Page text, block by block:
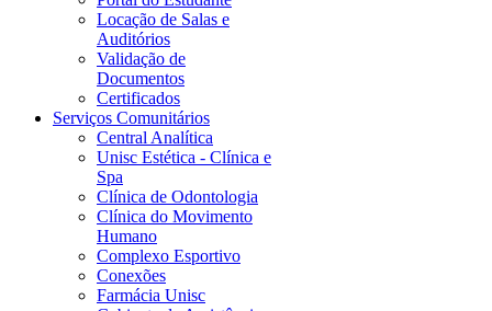
Locação de Salas e
Auditórios
Validação de
Documentos
Certificados
Serviços Comunitários
Central Analítica
Unisc Estética - Clínica e
Spa
Clínica de Odontologia
Clínica do Movimento
Humano
Complexo Esportivo
Conexões
Farmácia Unisc